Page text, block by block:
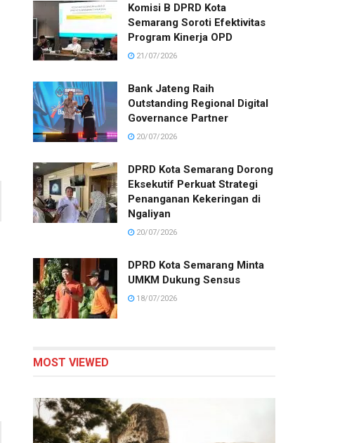
Komisi B DPRD Kota
Semarang Soroti Efektivitas
Program Kinerja OPD
21/07/2026
Bank Jateng Raih
Outstanding Regional Digital
Governance Partner
20/07/2026
DPRD Kota Semarang Dorong
Eksekutif Perkuat Strategi
Penanganan Kekeringan di
Ngaliyan
20/07/2026
DPRD Kota Semarang Minta
UMKM Dukung Sensus
18/07/2026
MOST VIEWED